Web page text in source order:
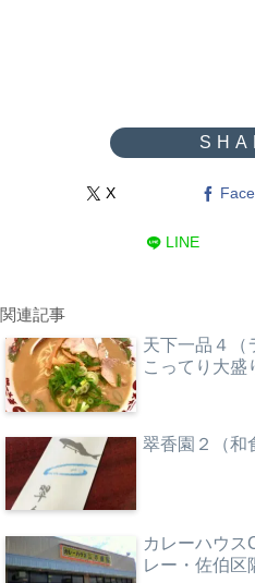
X
LINE
関連記事
天下一品４（
こってり大盛
翠香園２（和
カレーハウ
レー・佐伯区